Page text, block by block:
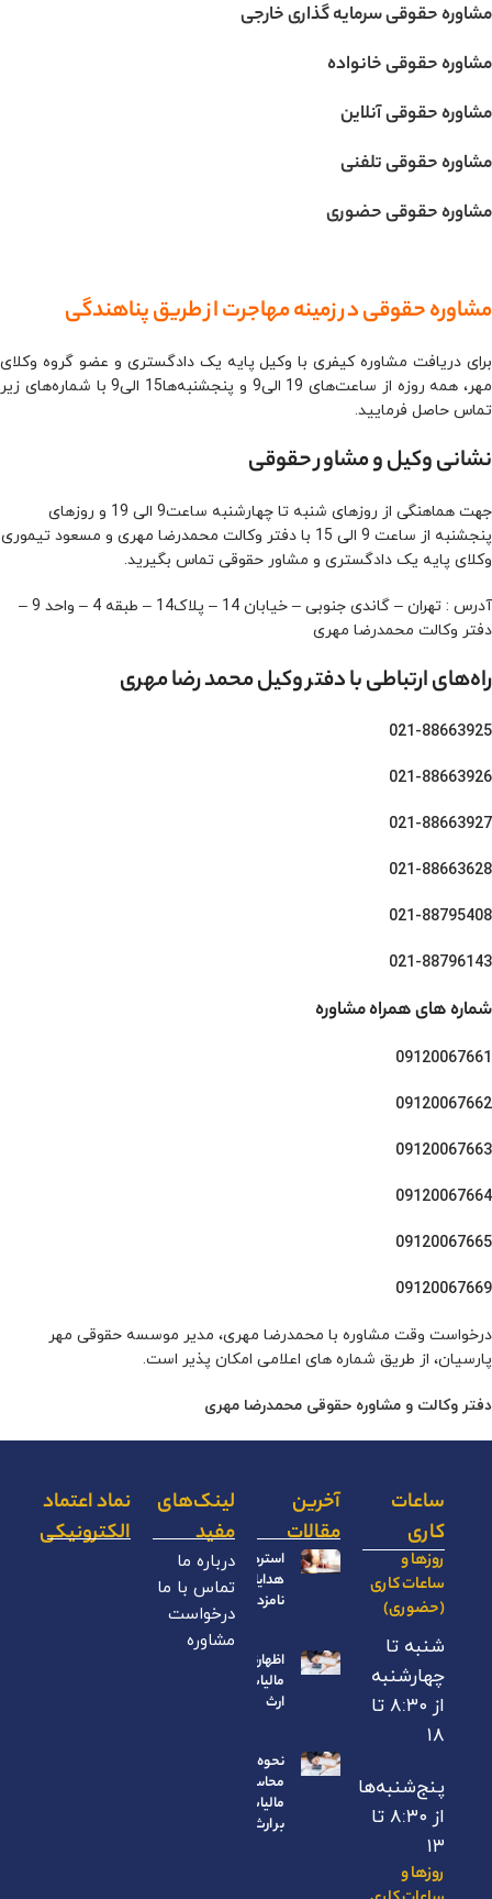
مشاوره حقوقی سرمایه گذاری خارجی
مشاوره حقوقی خانواده
مشاوره حقوقی آنلاین
مشاوره حقوقی تلفنی
مشاوره حقوقی حضوری
مشاوره حقوقی در زمینه مهاجرت از طریق پناهندگی
برای دریافت مشاوره کیفری با وکیل پایه یک دادگستری و عضو گروه وکلای
مهر، همه روزه از ساعت‌های 19 الی9 و پنجشنبه‌ها15 الی9 با شماره‌های زیر
تماس حاصل فرمایید.
نشانی وکیل و مشاور حقوقی
جهت هماهنگی از روزهای شنبه تا چهارشنبه ساعت9 الی 19 و روزهای
پنجشنبه از ساعت 9 الی 15 با دفتر وکالت محمدرضا مهری و مسعود تیموری
وکلای پایه یک دادگستری و مشاور حقوقی تماس بگیرید.
آدرس : تهران – گاندی جنوبی – خیابان 14 – پلاک14 – طبقه 4 – واحد 9 –
دفتر وکالت محمدرضا مهری
راه‌های ارتباطی با دفتر وکیل محمد رضا مهری
021-88663925
021-88663926
021-88663927
021-88663628
021-88795408
021-88796143
شماره های همراهمشاوره
09120067661
09120067662
09120067663
09120067664
09120067665
09120067669
درخواست وقت مشاوره با محمدرضا مهری، مدیر موسسه حقوقی مهر
پارسیان، از طریق شماره های اعلامی امکان پذیر است.
دفتر وکالت و مشاوره حقوقی محمدرضا مهری
ساعات
کاری
روزها و
ساعات کاری
(حضوری)
شنبه تا
چهارشنبه
از ۸:۳۰ تا
۱۸
پنج‌شنبه‌ها
از ۸:۳۰ تا
۱۳
روزها و
آخرین
مقالات
استرداد
هدایای
نامزدی
اظهارنامه
مالیات بر
ارث
نحوه
محاسبه
مالیات
بر ارث
لینک‌های
مفید
درباره ما
تماس با ما
درخواست
مشاوره
نماد اعتماد
الکترونیکی